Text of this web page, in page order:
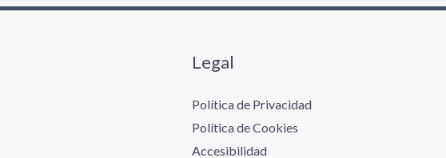
Legal
Política de Privacidad
Política de Cookies
Accesibilidad